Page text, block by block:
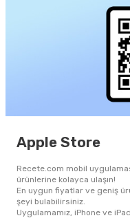
Apple Store
Recete.com mobil
ürünlerine kolayca ulaşın!
En uygun fiyatlar ve geniş
şeyi bulabilirsiniz.
Uygulamamız, iPhone ve